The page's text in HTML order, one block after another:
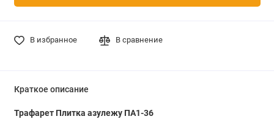
В избранное В сравнение
Краткое описание
Трафарет Плитка азулежу ПА1-36